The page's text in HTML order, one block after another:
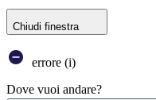
Chiudi finestra
errore (i)
Dove vuoi andare?